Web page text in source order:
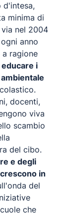
d'intesa,
minima di
nel 2004
anno
ragione
i
docenti,
viva
scambio
del cibo.
e degli
in
del
che